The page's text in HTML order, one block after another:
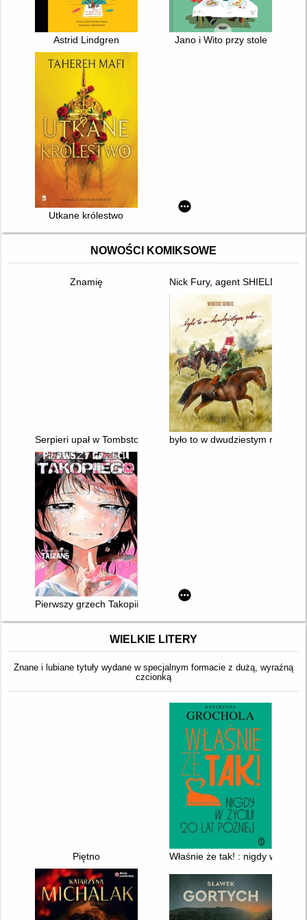
Astrid Lindgren Jano i Wito przy stole
Utkane królestwo
NOWOŚCI KOMIKSOWE
Znamię Nick Fury, agent SHIELD
Serpieri upał w Tombstone było to w dwudziestym roku
Pierwszy grzech Takopiiego
WIELKIE LITERY
Znane i lubiane tytuły wydane w specjalnym formacie z dużą, wyraźną
czcionką
Piętno Właśnie że tak! : nigdy w